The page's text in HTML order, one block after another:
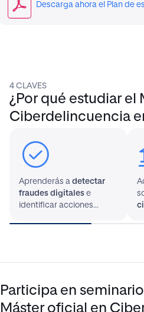
Descarga ahora el Plan de
4 CLAVES
¿Por qué estudiar el
Ciberdelincuencia
Aprenderás a detectar
fraudes digitales e
identificar acciones
Participa en
Máster oficial en